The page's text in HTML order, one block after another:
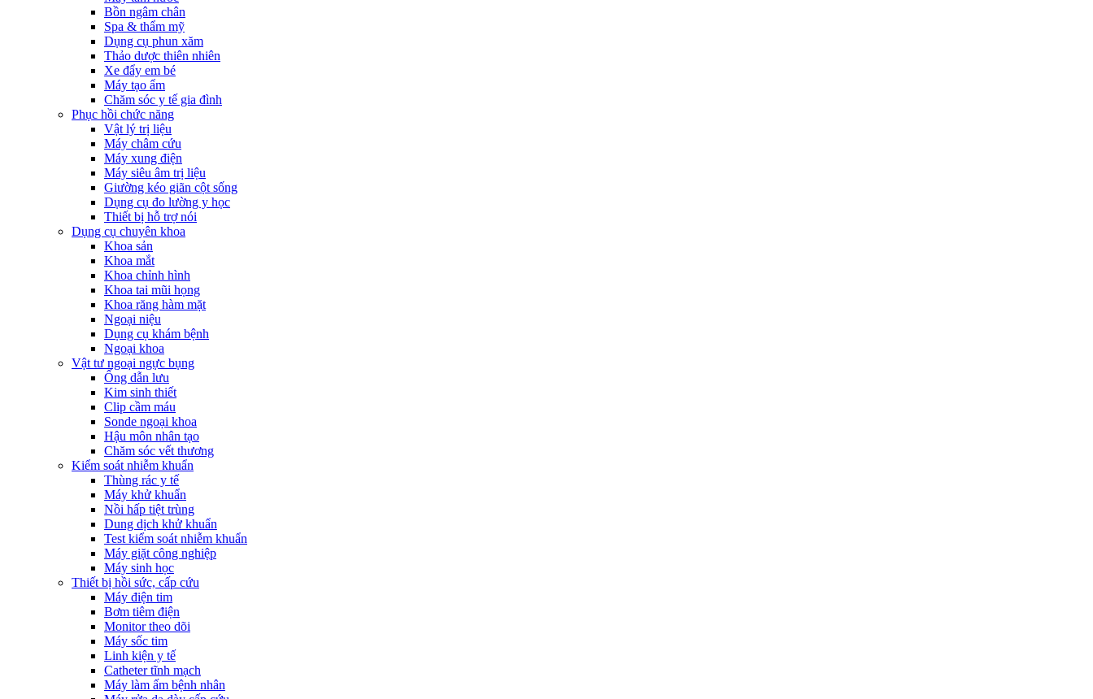
Bồn ngâm chân
Spa & thẩm mỹ
Dụng cụ phun xăm
Thảo dược thiên nhiên
Xe đẩy em bé
Máy tạo ẩm
Chăm sóc y tế gia đình
Phục hồi chức năng
Vật lý trị liệu
Máy châm cứu
Máy xung điện
Máy siêu âm trị liệu
Giường kéo giãn cột sống
Dụng cụ đo lường y học
Thiết bị hỗ trợ nói
Dụng cụ chuyên khoa
Khoa sản
Khoa mắt
Khoa chỉnh hình
Khoa tai mũi họng
Khoa răng hàm mặt
Ngoại niệu
Dụng cụ khám bệnh
Ngoại khoa
Vật tư ngoại ngực bụng
Ống dẫn lưu
Kim sinh thiết
Clip cầm máu
Sonde ngoại khoa
Hậu môn nhân tạo
Chăm sóc vết thương
Kiểm soát nhiễm khuẩn
Thùng rác y tế
Máy khử khuẩn
Nồi hấp tiệt trùng
Dung dịch khử khuẩn
Test kiểm soát nhiễm khuẩn
Máy giặt công nghiệp
Máy sinh học
Thiết bị hồi sức, cấp cứu
Máy điện tim
Bơm tiêm điện
Monitor theo dõi
Máy sốc tim
Linh kiện y tế
Catheter tĩnh mạch
Máy làm ấm bệnh nhân